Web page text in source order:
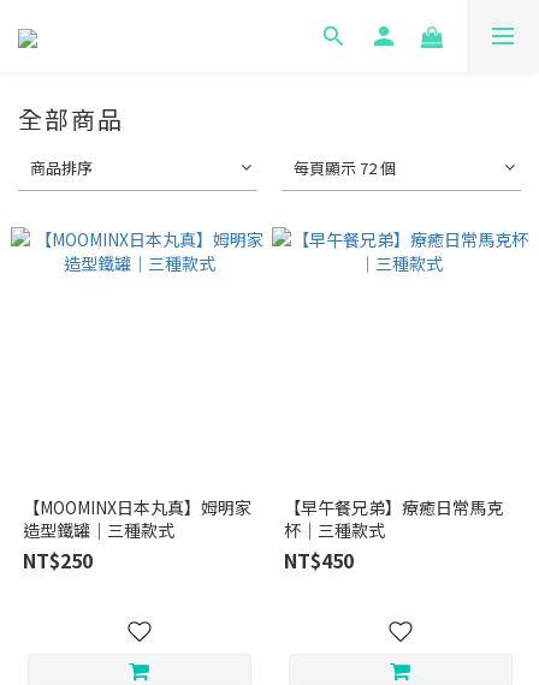
全部商品
商品排序 每頁顯示 72 個
【MOOMINX日本丸真】姆明家
造型鐵罐｜三種款式
NT$250
【早午餐兄弟】療癒日常馬克
杯｜三種款式
NT$450